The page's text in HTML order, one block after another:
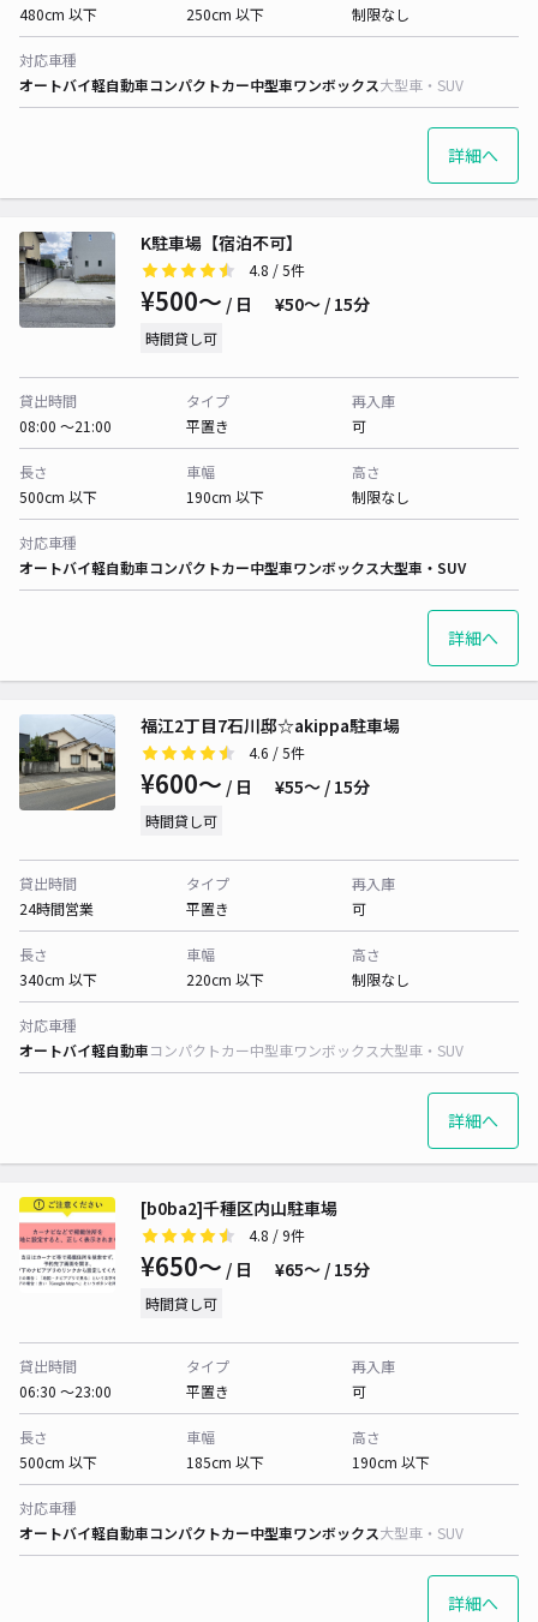
480cm 以下
250cm 以下
制限なし
対応車種
オートバイ軽自動車コンパクトカー中型車ワンボックス大型車・SUV
詳細へ
K駐車場【宿泊不可】
4.8 / 5件
¥500〜 / 日 ¥50〜 / 15分
時間貸し可
貸出時間
08:00 〜21:00
タイプ
平置き
再入庫
可
長さ
500cm 以下
車幅
190cm 以下
高さ
制限なし
対応車種
オートバイ軽自動車コンパクトカー中型車ワンボックス大型車・SUV
詳細へ
福江2丁目7石川邸☆akippa駐車場
4.6 / 5件
¥600〜 / 日 ¥55〜 / 15分
時間貸し可
貸出時間
24時間営業
タイプ
平置き
再入庫
可
長さ
340cm 以下
車幅
220cm 以下
高さ
制限なし
対応車種
オートバイ軽自動車コンパクトカー中型車ワンボックス大型車・SUV
詳細へ
[b0ba2]千種区内山駐車場
4.8 / 9件
¥650〜 / 日 ¥65〜 / 15分
時間貸し可
貸出時間
06:30 〜23:00
タイプ
平置き
再入庫
可
長さ
500cm 以下
車幅
185cm 以下
高さ
190cm 以下
対応車種
オートバイ軽自動車コンパクトカー中型車ワンボックス大型車・SUV
詳細へ